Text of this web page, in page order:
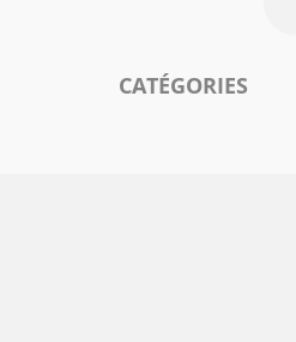
CATÉGORIES